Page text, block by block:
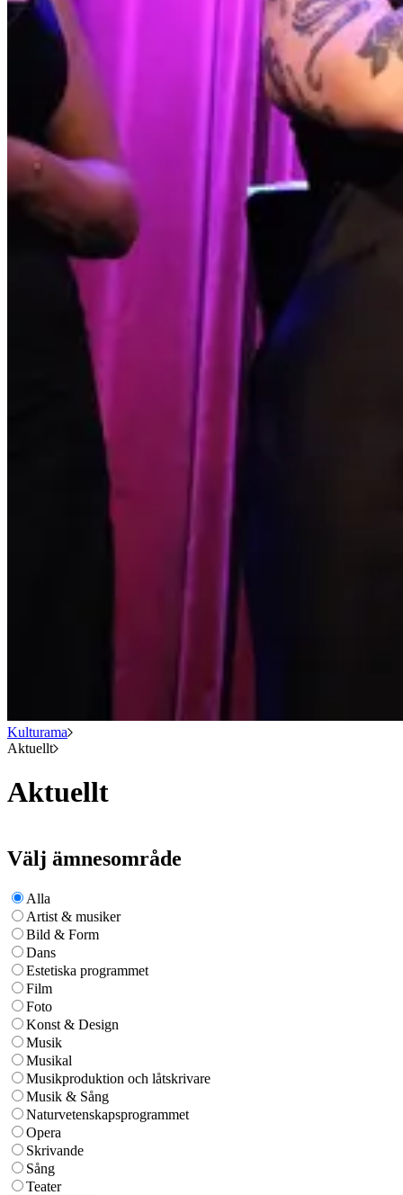
Kulturama
Aktuellt
Aktuellt
Välj ämnesområde
Alla
Artist & musiker
Bild & Form
Dans
Estetiska programmet
Film
Foto
Konst & Design
Musik
Musikal
Musikproduktion och låtskrivare
Musik & Sång
Naturvetenskapsprogrammet
Opera
Skrivande
Sång
Teater